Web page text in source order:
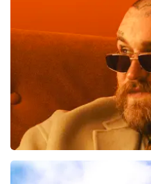
Teddy Swims